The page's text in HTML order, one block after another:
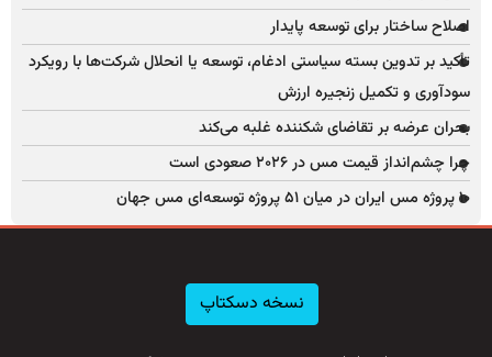
اصلاح ساختار برای توسعه پایدار
تأکید بر تدوین بسته سیاستی ادغام، توسعه یا انحلال شرکت‌ها با رویکرد
سودآوری و تکمیل زنجیره ارزش
بحران عرضه بر تقاضای شکننده غلبه می‌کند
چرا چشم‌انداز قیمت مس در ۲۰۲۶ صعودی است
۱۰ پروژه مس ایران در میان ۵۱ پروژه توسعه‌ای مس جهان
نسخه دسکتاپ